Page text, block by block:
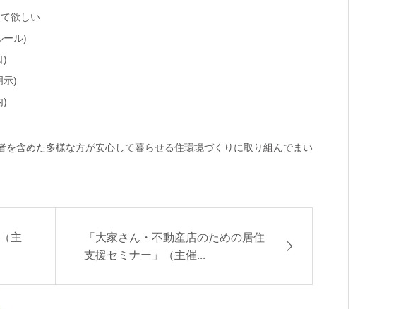
欲しい
ール)
)
示)
)
含めた多様な方が安心して暮らせる住環境づくりに取り組んでまい
主
「大家さん・不動産店のための居住
支援セミナー」（主催...